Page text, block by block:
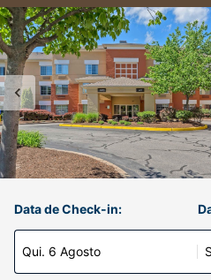
Data de Check-in:
Qui. 6 Agosto